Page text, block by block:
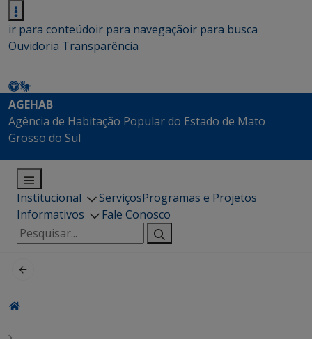
ir para conteúdoir para navegaçãoir para busca
Ouvidoria Transparência
AGEHAB
Agência de Habitação Popular do Estado de Mato
Grosso do Sul
Institucional ServiçosProgramas e Projetos
Informativos
Fale Conosco
Pesquisar
por: